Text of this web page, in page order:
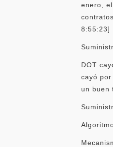
enero,
8:55:23]
DOT
cayó
un buen